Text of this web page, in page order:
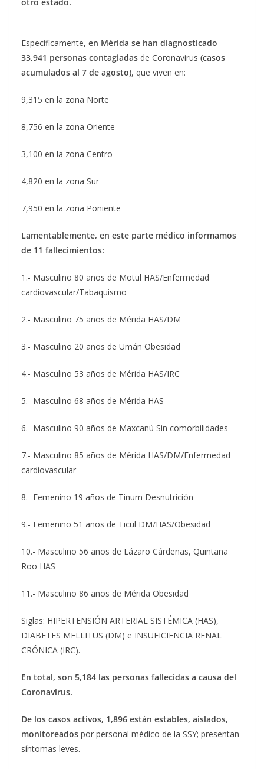
Específicamente, en Mérida se han diagnosticado
33,941 personas contagiadas de Coronavirus (casos
acumulados al 7 de agosto), que viven en:
9,315 en la zona Norte
8,756 en la zona Oriente
3,100 en la zona Centro
4,820 en la zona Sur
7,950 en la zona Poniente
Lamentablemente, en este parte médico informamos
de 11 fallecimientos:
1.- Masculino 80 años de Motul HAS/Enfermedad
cardiovascular/Tabaquismo
2.- Masculino 75 años de Mérida HAS/DM
3.- Masculino 20 años de Umán Obesidad
4.- Masculino 53 años de Mérida HAS/IRC
5.- Masculino 68 años de Mérida HAS
6.- Masculino 90 años de Maxcanú Sin comorbilidades
7.- Masculino 85 años de Mérida HAS/DM/Enfermedad
cardiovascular
8.- Femenino 19 años de Tinum Desnutrición
9.- Femenino 51 años de Ticul DM/HAS/Obesidad
10.- Masculino 56 años de Lázaro Cárdenas, Quintana
Roo HAS
11.- Masculino 86 años de Mérida Obesidad
Siglas: HIPERTENSIÓN ARTERIAL SISTÉMICA (HAS),
DIABETES MELLITUS (DM) e INSUFICIENCIA RENAL
CRÓNICA (IRC).
En total, son 5,184 las personas fallecidas a causa del
Coronavirus.
De los casos activos, 1,896 están estables, aislados,
monitoreados por personal médico de la SSY; presentan
síntomas leves.